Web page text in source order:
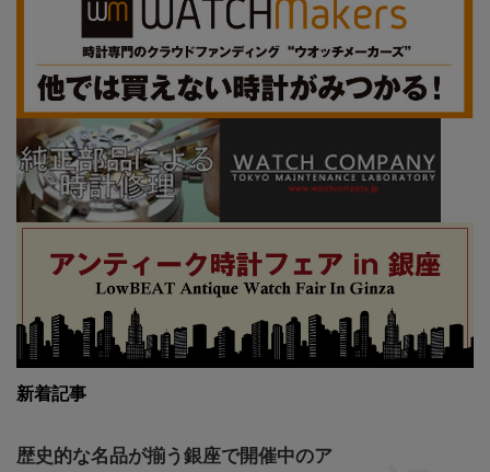
新着記事
歴史的な名品が揃う銀座で開催中のア